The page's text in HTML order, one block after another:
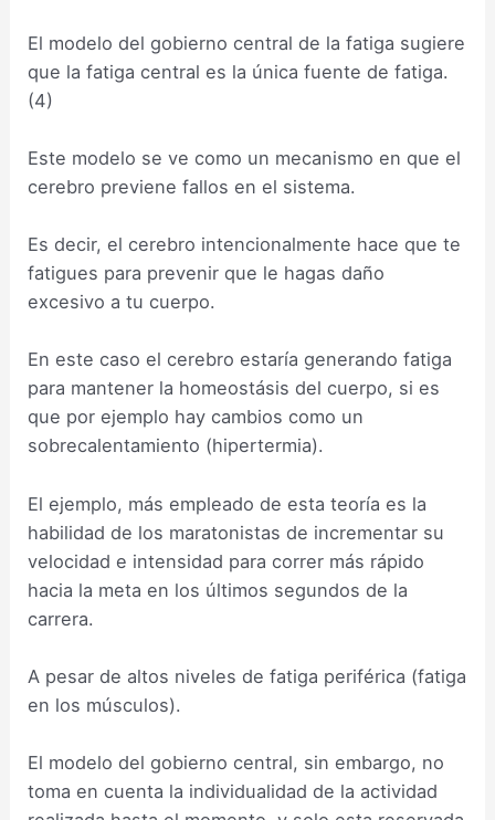
El modelo del gobierno central de la fatiga sugiere
que la fatiga central es la única fuente de fatiga.
(4)
Este modelo se ve como un mecanismo en que el
cerebro previene fallos en el sistema.
Es decir, el cerebro intencionalmente hace que te
fatigues para prevenir que le hagas daño
excesivo a tu cuerpo.
En este caso el cerebro estaría generando fatiga
para mantener la homeostásis del cuerpo, si es
que por ejemplo hay cambios como un
sobrecalentamiento (hipertermia).
El ejemplo, más empleado de esta teoría es la
habilidad de los maratonistas de incrementar su
velocidad e intensidad para correr más rápido
hacia la meta en los últimos segundos de la
carrera.
A pesar de altos niveles de fatiga periférica (fatiga
en los músculos).
El modelo del gobierno central, sin embargo, no
toma en cuenta la individualidad de la actividad